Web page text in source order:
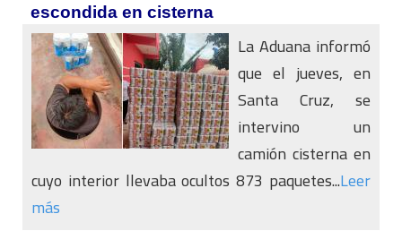
escondida en cisterna
La Aduana informó
que el jueves, en
Santa Cruz, se
intervino un
camión cisterna en
cuyo interior llevaba ocultos 873 paquetes...Leer
más